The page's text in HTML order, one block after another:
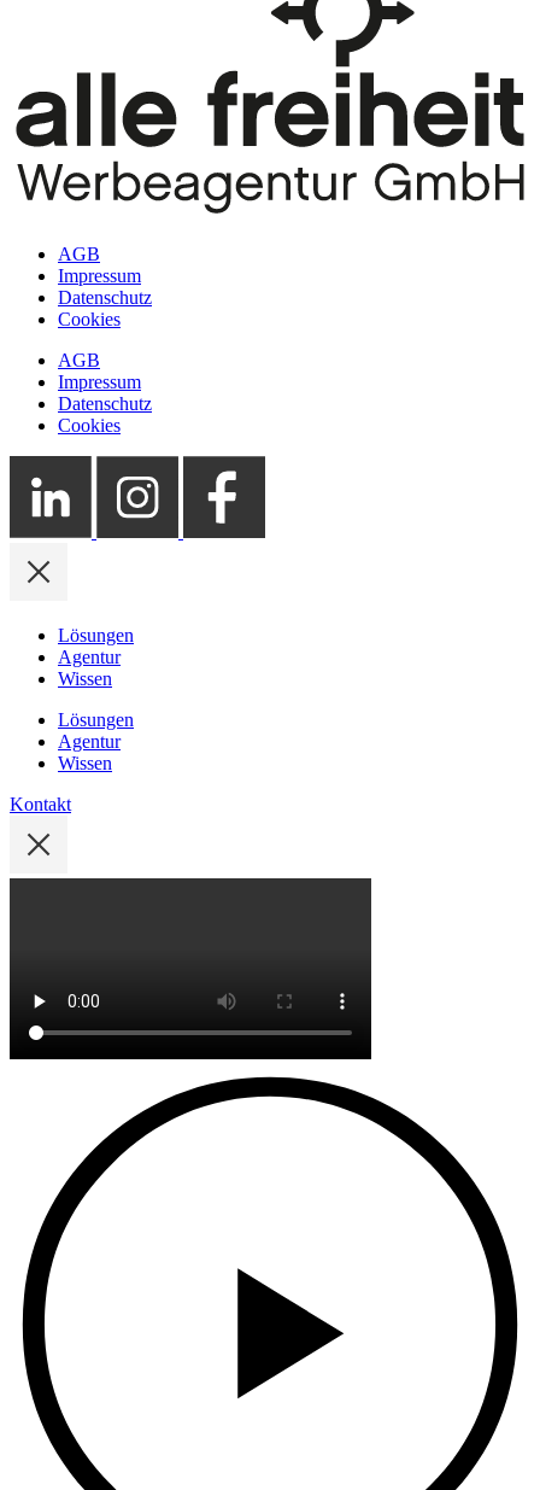
AGB
Impressum
Datenschutz
Cookies
AGB
Impressum
Datenschutz
Cookies
Lösungen
Agentur
Wissen
Lösungen
Agentur
Wissen
Kontakt